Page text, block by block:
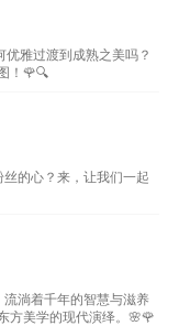
雅过渡到成熟之美吗？
！🌹🔍
的心？来，让我们一起
淌着千年的智慧与滋养
美学的现代演绎。🌸🌹